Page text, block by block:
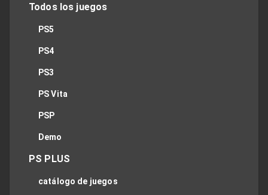
Todos los juegos
PS5
PS4
PS3
PS Vita
PSP
Demo
PS PLUS
catálogo de juegos